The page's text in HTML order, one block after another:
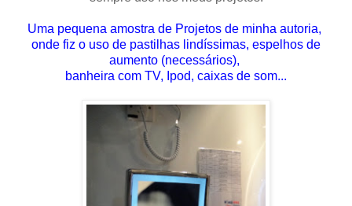
Uma pequena amostra de Projetos de minha autoria,
onde fiz o uso de pastilhas lindíssimas, espelhos de
aumento (necessários),
banheira com TV, Ipod, caixas de som...